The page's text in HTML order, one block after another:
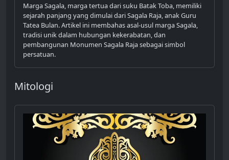
Marga Sagala, marga tertua dari suku Batak Toba, memiliki
sejarah panjang yang dimulai dari Sagala Raja, anak Guru
Tatea Bulan. Artikel ini membahas asal-usul marga Sagala,
tradisi unik dalam hubungan kekerabatan, dan
pembangunan Monumen Sagala Raja sebagai simbol
persatuan.
Mitologi